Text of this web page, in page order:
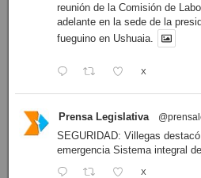
reunión de la Comisión de
adelante en la sede de la
fueguino en Ushuaia.
X
Prensa Legislativa
SEGURIDAD: Villegas
emergencia Sistema integral
X